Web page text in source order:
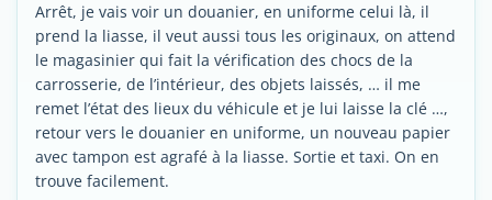
Arrêt, je vais voir un douanier, en uniforme celui là, il
prend la liasse, il veut aussi tous les originaux, on attend
le magasinier qui fait la vérification des chocs de la
carrosserie, de l’intérieur, des objets laissés, … il me
remet l’état des lieux du véhicule et je lui laisse la clé …,
retour vers le douanier en uniforme, un nouveau papier
avec tampon est agrafé à la liasse. Sortie et taxi. On en
trouve facilement.